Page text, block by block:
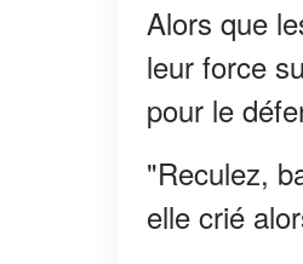
Alors que
leur force
pour le
"Reculez,
elle crié